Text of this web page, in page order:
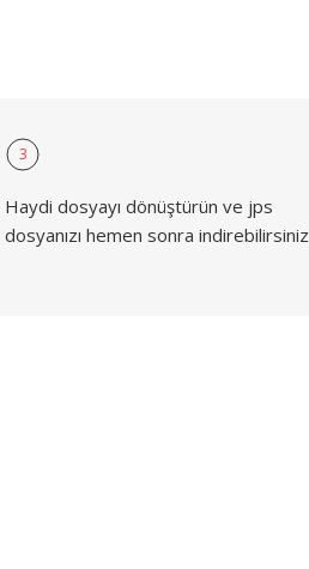
3
Haydi dosyayı dönüştürün ve jps
dosyanızı hemen sonra indirebilirsiniz